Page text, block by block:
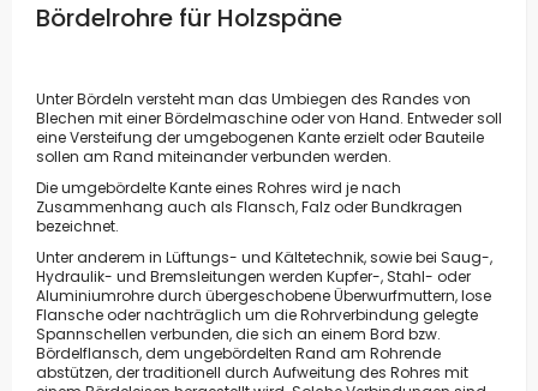
Bördelrohre für Holzspäne
Unter Bördeln versteht man das Umbiegen des Randes von
Blechen mit einer Bördelmaschine oder von Hand. Entweder soll
eine Versteifung der umgebogenen Kante erzielt oder Bauteile
sollen am Rand miteinander verbunden werden.
Die umgebördelte Kante eines Rohres wird je nach
Zusammenhang auch als Flansch, Falz oder Bundkragen
bezeichnet.
Unter anderem in Lüftungs- und Kältetechnik, sowie bei Saug-,
Hydraulik- und Bremsleitungen werden Kupfer-, Stahl- oder
Aluminiumrohre durch übergeschobene Überwurfmuttern, lose
Flansche oder nachträglich um die Rohrverbindung gelegte
Spannschellen verbunden, die sich an einem Bord bzw.
Bördelflansch, dem ungebördelten Rand am Rohrende
abstützen, der traditionell durch Aufweitung des Rohres mit